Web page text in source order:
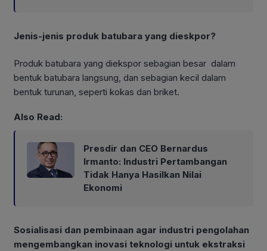
Jenis-jenis produk batubara yang dieskpor?
Produk batubara yang diekspor sebagian besar dalam
bentuk batubara langsung, dan sebagian kecil dalam
bentuk turunan, seperti kokas dan briket.
Also Read:
Presdir dan CEO Bernardus
Irmanto: Industri Pertambangan
Tidak Hanya Hasilkan Nilai
Ekonomi
Sosialisasi dan pembinaan agar industri pengolahan
mengembangkan inovasi teknologi untuk ekstraksi